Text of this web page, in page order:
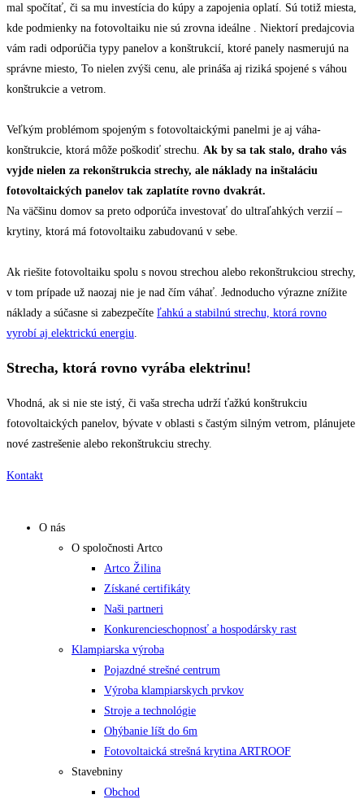
mal spočítať, či sa mu investícia do kúpy a zapojenia oplatí. Sú totiž miesta,
kde podmienky na fotovoltaiku nie sú zrovna ideálne . Niektorí predajcovia
vám radi odporúčia typy panelov a konštrukcií, ktoré panely nasmerujú na
správne miesto, To nielen zvýši cenu, ale prináša aj riziká spojené s váhou
konštrukcie a vetrom.
Veľkým problémom spojeným s fotovoltaickými panelmi je aj váha-
konštrukcie, ktorá môže poškodiť strechu. Ak by sa tak stalo, draho vás
vyjde nielen za rekonštrukcia strechy, ale náklady na inštaláciu
fotovoltaických panelov tak zaplatíte rovno dvakrát.
Na väčšinu domov sa preto odporúča investovať do ultraľahkých verzií –
krytiny, ktorá má fotovoltaiku zabudovanú v sebe.
Ak riešite fotovoltaiku spolu s novou strechou alebo rekonštrukciou strechy,
v tom prípade už naozaj nie je nad čím váhať. Jednoducho výrazne znížite
náklady a súčasne si zabezpečíte ľahkú a stabilnú strechu, ktorá rovno
vyrobí aj elektrickú energiu
Strecha, ktorá rovno vyrába elektrinu!
Vhodná, ak si nie ste istý, či vaša strecha udrží ťažkú konštrukciu
fotovoltaických panelov, bývate v oblasti s častým silným vetrom, plánujete
nové zastrešenie alebo rekonštrukciu strechy.
Kontakt
O nás
O spoločnosti Artco
Artco Žilina
Získané certifikáty
Naši partneri
Konkurencieschopnosť a hospodársky rast
Klampiarska výroba
Pojazdné strešné centrum
Výroba klampiarskych prvkov
Stroje a technológie
Ohýbanie líšt do 6m
Fotovoltaická strešná krytina ARTROOF
Stavebniny
Obchod